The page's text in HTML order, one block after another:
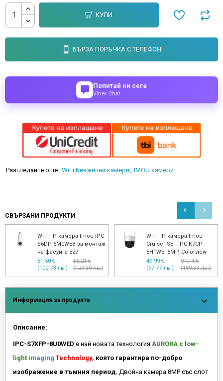
КУПИ
БЪРЗА ПОРЪЧКА С ТЕЛЕФОН
Попитай ни сега
Viber Chat
Разгледайте още: WiFi Безжични камери IMOU камери
СВЪРЗАНИ ПРОДУКТИ
Wi-Fi IP камера Imou IPC-
S6DP-5M0WEB за монтаж
на фасунга E27
51.50 €
(100.73 лв.)
66.21 €
(129.50 лв.)
Wi-Fi IP камера Imou
Cruiser SE+ IPC-K7CP-
5H1WE, 5MP, Colorview
49.99 €
(97.77 лв.)
97.14 €
(189.99 лв.)
Информация за продукта
Описание:
IPC-S7XFP-8U0WED е най новата технология AURORA с low-
light imaging Technology, която гарантира по-добро
изображение в тъмния период. Двойна камера 8MP със слот